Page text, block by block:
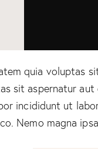
quia voluptas
sit aspernatur
incididunt ut
Nemo magna